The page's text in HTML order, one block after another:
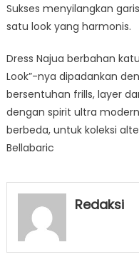
Sukses menyilangkan
satu look yang harmonis.
Dress Najua berbahan
Look”-nya dipadankan
bersentuhan frills, layer
dengan spirit ultra
berbeda, untuk koleksi
Bellabaric
Redaksi